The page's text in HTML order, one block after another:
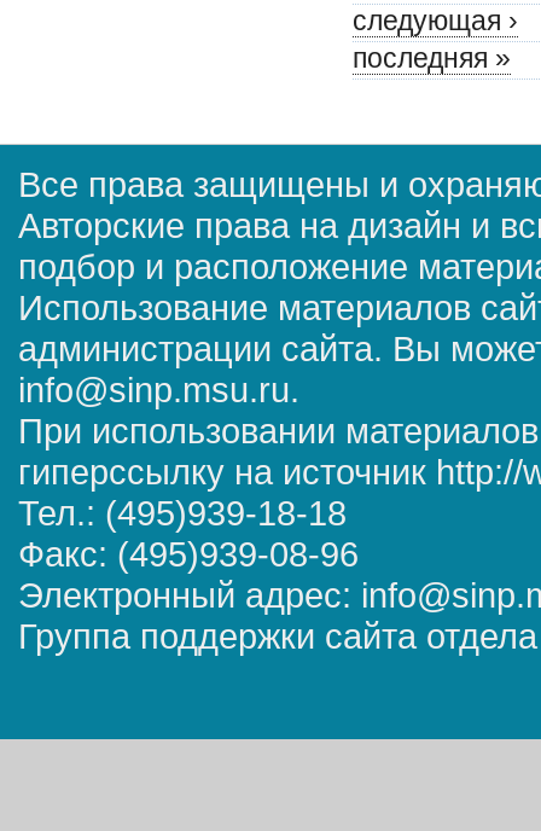
следующая ›
последняя »
Все права защищены и
Авторские права на дизайн и
подбор и расположение
Использование материалов
администрации сайта. Вы
info@sinp.msu.ru.
При использовании
гиперссылку на источник
Тел.: (495)939-18-18
Факс: (495)939-08-96
Электронный адрес:
Группа поддержки сайта